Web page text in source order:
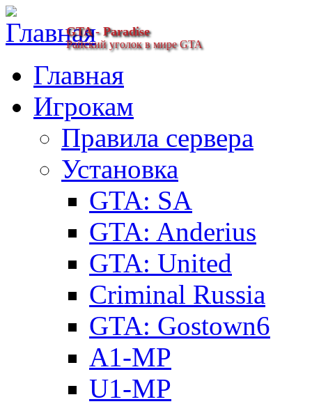
GTA - Paradise
Райский уголок в мире GTA
Главная
Игрокам
Правила сервера
Установка
GTA: SA
GTA: Anderius
GTA: United
Criminal Russia
GTA: Gostown6
A1-MP
U1-MP